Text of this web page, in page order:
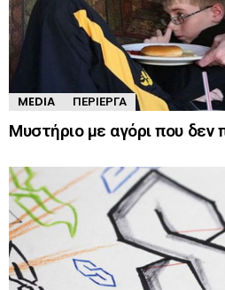
MEDIA ΠΕΡΊΕΡΓΑ
Μυστήριο με αγόρι που δεν